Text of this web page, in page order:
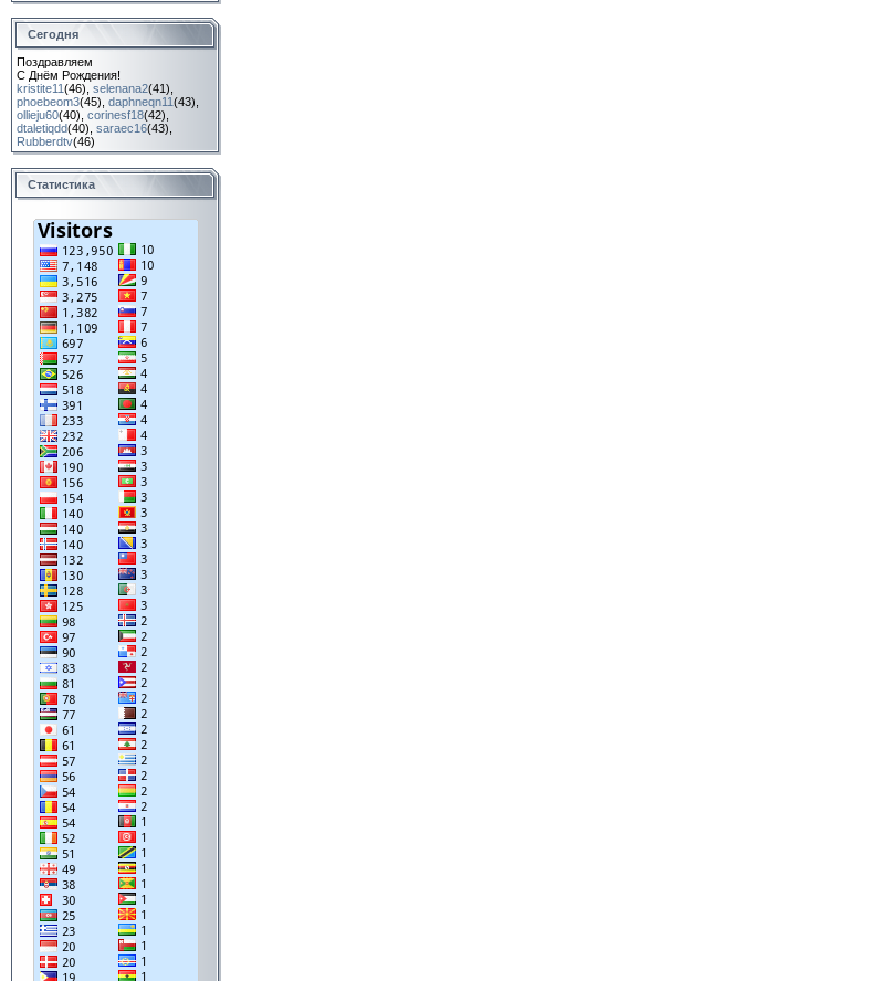
Сегодня
Поздравляем
С Днём Рождения!
kristite11(46) selenana2(41)
phoebeom3(45) daphneqn11(43)
ollieju60(40) corinesf18(42)
dtaletiqdd(40) saraec16(43)
Rubberdtv(46)
Статистика